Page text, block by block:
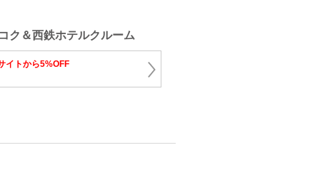
ク＆西鉄ホテルクルーム
イトから5%OFF